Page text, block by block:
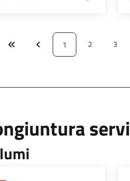
1 2 3